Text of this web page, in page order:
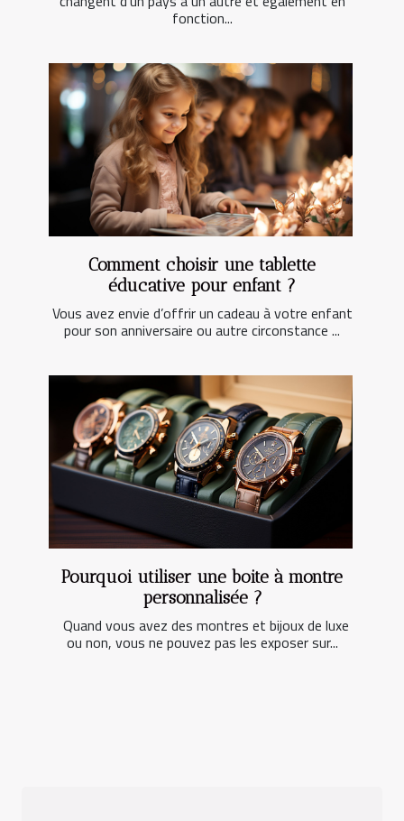
fonction...
Comment choisir une tablette
éducative pour enfant ?
Vous avez envie d’offrir un cadeau à votre enfant
pour son anniversaire ou autre circonstance ...
Pourquoi utiliser une boite à montre
personnalisée ?
Quand vous avez des montres et bijoux de luxe
ou non, vous ne pouvez pas les exposer sur...